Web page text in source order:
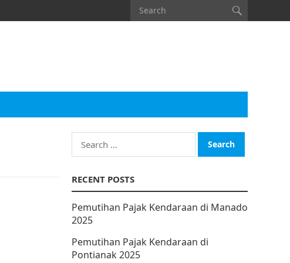
Search
for:
RECENT POSTS
Pemutihan Pajak Kendaraan di Manado
2025
Pemutihan Pajak Kendaraan di
Pontianak 2025